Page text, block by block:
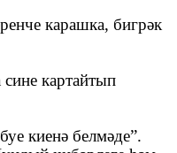
карашка, бигрәк
картайтып
киенә белмәде”.